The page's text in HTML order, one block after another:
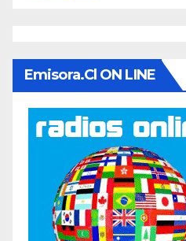
Emisora.cl ON LINE